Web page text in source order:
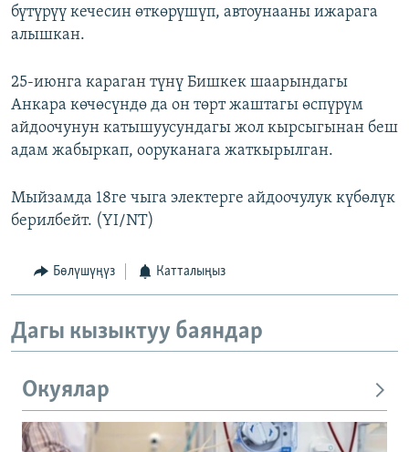
бүтүрүү кечесин өткөрүшүп, автоунааны ижарага
алышкан.
25-июнга караган түнү Бишкек шаарындагы
Анкара көчөсүндө да он төрт жаштагы өспүрүм
айдоочунун катышуусундагы жол кырсыгынан беш
адам жабыркап, ооруканага жаткырылган.
Мыйзамда 18ге чыга электерге айдоочулук күбөлүк
берилбейт. (YI/NT)
Бөлүшүңүз Катталыңыз
Дагы кызыктуу баяндар
Окуялар